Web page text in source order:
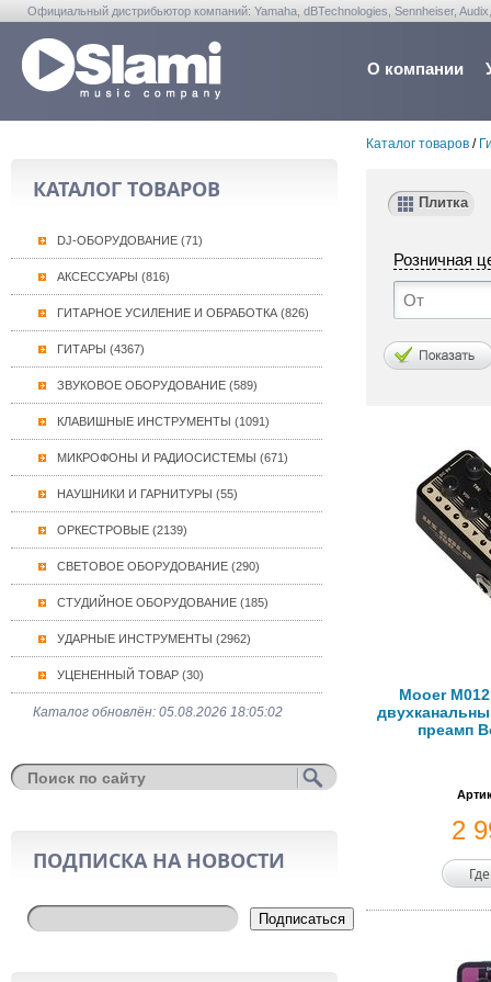
Официальный дистрибьютор компаний: Yamaha, dBTechnologies, Sennheiser,
О компании
КАТАЛОГ ТОВАРОВ
DJ-ОБОРУДОВАНИЕ (71)
АКСЕССУАРЫ (816)
ГИТАРНОЕ УСИЛЕНИЕ И ОБРАБОТКА (826)
ГИТАРЫ (4367)
ЗВУКОВОЕ ОБОРУДОВАНИЕ (589)
КЛАВИШНЫЕ ИНСТРУМЕНТЫ (1091)
МИКРОФОНЫ И РАДИОСИСТЕМЫ (671)
НАУШНИКИ И ГАРНИТУРЫ (55)
ОРКЕСТРОВЫЕ (2139)
СВЕТОВОЕ ОБОРУДОВАНИЕ (290)
СТУДИЙНОЕ ОБОРУДОВАНИЕ (185)
УДАРНЫЕ ИНСТРУМЕНТЫ (2962)
УЦЕНЕННЫЙ ТОВАР (30)
Каталог обновлён: 05.08.2026 18:05:02
ПОДПИСКА НА НОВОСТИ
Подписаться
Каталог товаров/
Плитка
Розничная
Mooer
преамп
2